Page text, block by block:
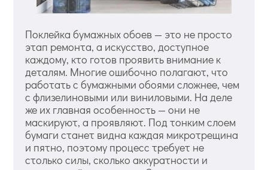
Поклейка бумажных обоев — это не просто
этап ремонта, а искусство, доступное
каждому, кто готов проявить внимание к
деталям. Многие ошибочно полагают, что
работать с бумажными обоями сложнее, чем
с флизелиновыми или виниловыми. На деле
же их главная особенность — они не
маскируют, а проявляют. Под тонким слоем
бумаги станет видна каждая микротрещина
и пятно, поэтому процесс требует не
столько силы, сколько аккуратности и